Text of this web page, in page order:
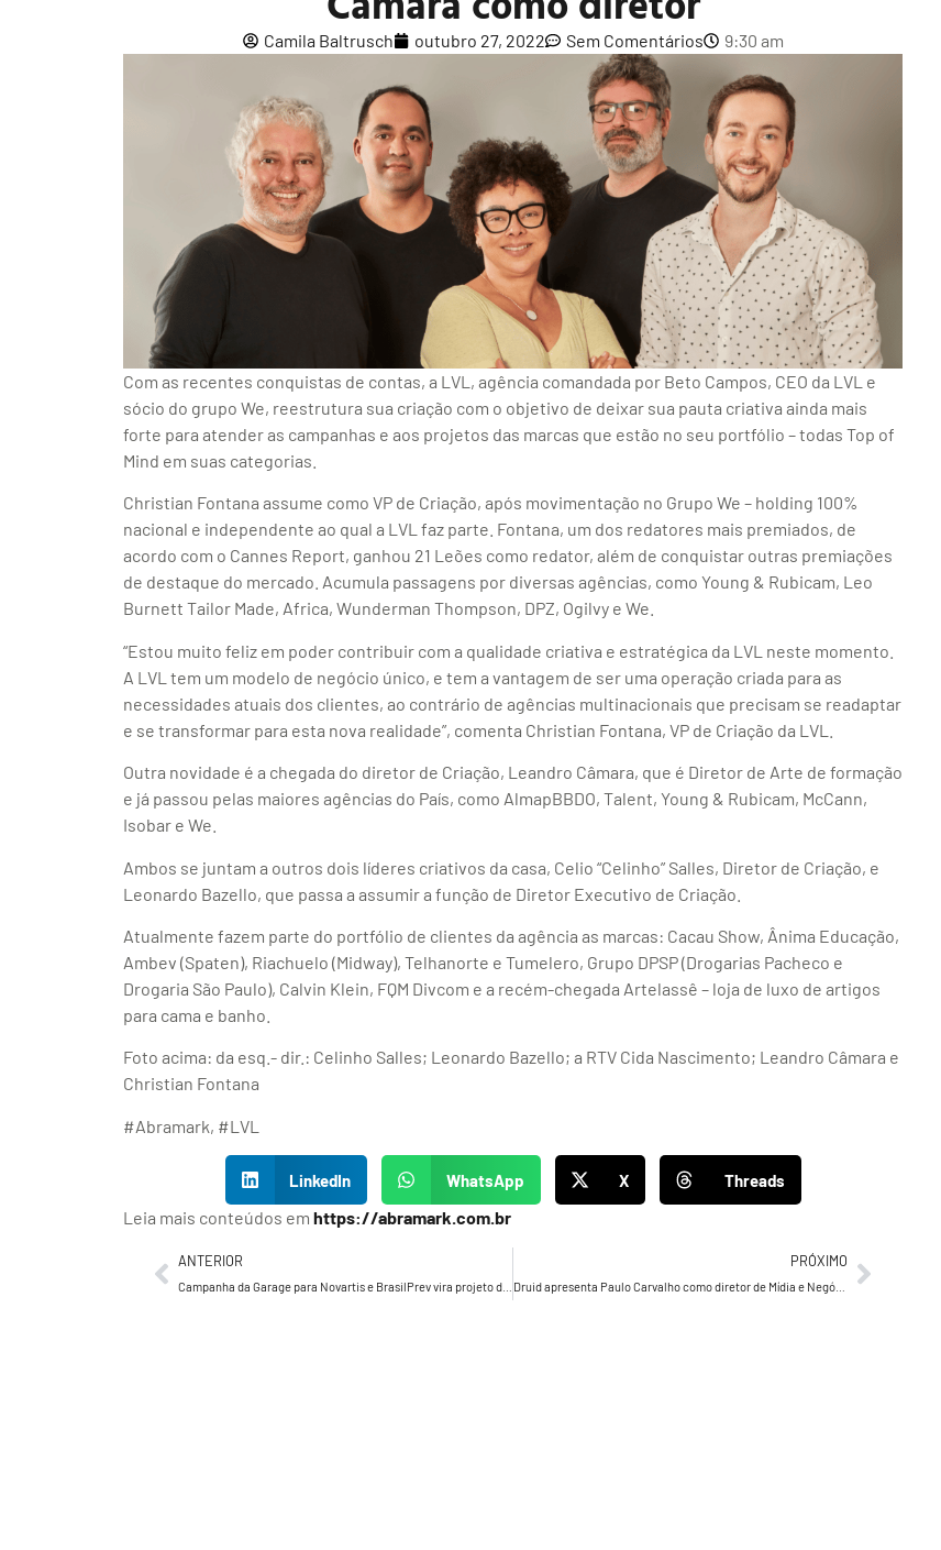
Camila Baltrusch outubro 27, 2022 Sem Comentários 9:30 am
Com as recentes conquistas de contas, a LVL, agência comandada por Beto Campos, CEO da LVL e
sócio do grupo We, reestrutura sua criação com o objetivo de deixar sua pauta criativa ainda mais
forte para atender as campanhas e aos projetos das marcas que estão no seu portfólio – todas Top of
Mind em suas categorias.
Christian Fontana assume como VP de Criação, após movimentação no Grupo We – holding 100%
nacional e independente ao qual a LVL faz parte. Fontana, um dos redatores mais premiados, de
acordo com o Cannes Report, ganhou 21 Leões como redator, além de conquistar outras premiações
de destaque do mercado. Acumula passagens por diversas agências, como Young & Rubicam, Leo
Burnett Tailor Made, Africa, Wunderman Thompson, DPZ, Ogilvy e We.
“Estou muito feliz em poder contribuir com a qualidade criativa e estratégica da LVL neste momento.
A LVL tem um modelo de negócio único, e tem a vantagem de ser uma operação criada para as
necessidades atuais dos clientes, ao contrário de agências multinacionais que precisam se readaptar
e se transformar para esta nova realidade”, comenta Christian Fontana, VP de Criação da LVL.
Outra novidade é a chegada do diretor de Criação, Leandro Câmara, que é Diretor de Arte de formação
e já passou pelas maiores agências do País, como AlmapBBDO, Talent, Young & Rubicam, McCann,
Isobar e We.
Ambos se juntam a outros dois líderes criativos da casa, Celio “Celinho” Salles, Diretor de Criação, e
Leonardo Bazello, que passa a assumir a função de Diretor Executivo de Criação.
Atualmente fazem parte do portfólio de clientes da agência as marcas: Cacau Show, Ânima Educação,
Ambev (Spaten), Riachuelo (Midway), Telhanorte e Tumelero, Grupo DPSP (Drogarias Pacheco e
Drogaria São Paulo), Calvin Klein, FQM Divcom e a recém-chegada Artelassê – loja de luxo de artigos
para cama e banho.
Foto acima: da esq.- dir.: Celinho Salles; Leonardo Bazello; a RTV Cida Nascimento; Leandro Câmara e
Christian Fontana
#Abramark, #LVL
LinkedIn WhatsApp X Threads
Leia mais conteúdos em https://abramark.com.br
ANTERIOR PRÓXIMO